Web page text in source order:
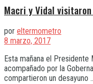
Macri y Vidal
por eltermometro
8 marzo, 2017
Esta mañana el
acompañado por la
compartieron un desayuno